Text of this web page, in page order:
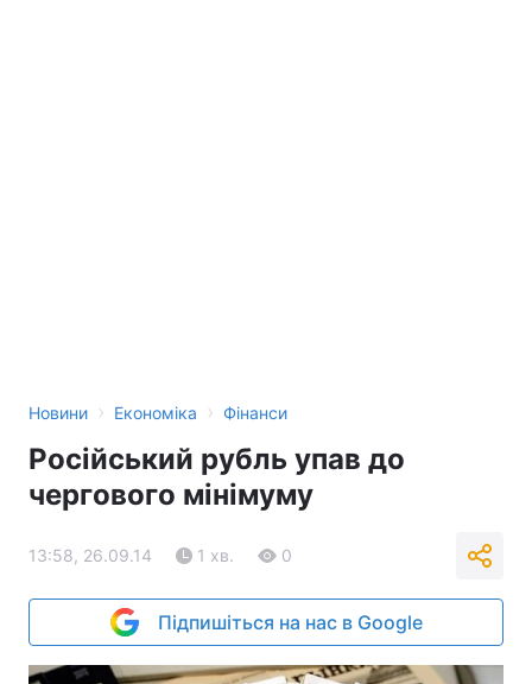
Новини › Економіка › Фінанси
Російський рубль упав до
чергового мінімуму
13:58, 26.09.14 1 хв. 0
Підпишіться на нас в Google